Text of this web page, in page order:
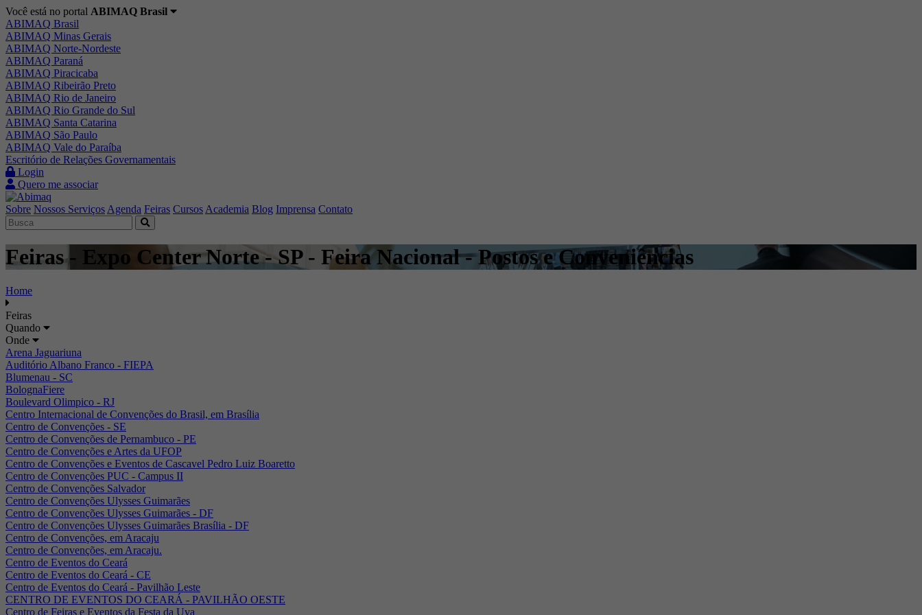
Você está no portal ABIMAQ Brasil
ABIMAQ Brasil
ABIMAQ Minas Gerais
ABIMAQ Norte-Nordeste
ABIMAQ Paraná
ABIMAQ Piracicaba
ABIMAQ Ribeirão Preto
ABIMAQ Rio de Janeiro
ABIMAQ Rio Grande do Sul
ABIMAQ Santa Catarina
ABIMAQ São Paulo
ABIMAQ Vale do Paraíba
Escritório de Relações Governamentais
Login
Quero me associar
Sobre Nossos Serviços Agenda Feiras Cursos Academia Blog Imprensa Contato
Feiras - Expo Center Norte - SP - Feira Nacional - Postos e Conveniências
Home
Feiras
Quando
Onde
Arena Jaguariuna
Auditório Albano Franco - FIEPA
Blumenau - SC
BolognaFiere
Boulevard Olimpico - RJ
Centro Internacional de Convenções do Brasil, em Brasília
Centro de Convenções - SE
Centro de Convenções de Pernambuco - PE
Centro de Convenções e Artes da UFOP
Centro de Convenções e Eventos de Cascavel Pedro Luiz Boaretto
Centro de Convenções PUC - Campus II
Centro de Convenções Salvador
Centro de Convenções Ulysses Guimarães
Centro de Convenções Ulysses Guimarães - DF
Centro de Convenções Ulysses Guimarães Brasília - DF
Centro de Convenções, em Aracaju
Centro de Convenções, em Aracaju.
Centro de Eventos do Ceará
Centro de Eventos do Ceará - CE
Centro de Eventos do Ceará - Pavilhão Leste
CENTRO DE EVENTOS DO CEARÁ - PAVILHÃO OESTE
Centro de Feiras e Eventos da Festa da Uva